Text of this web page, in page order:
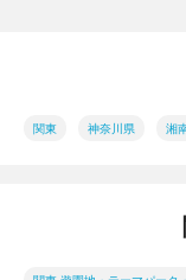
関東 神奈川県 湘